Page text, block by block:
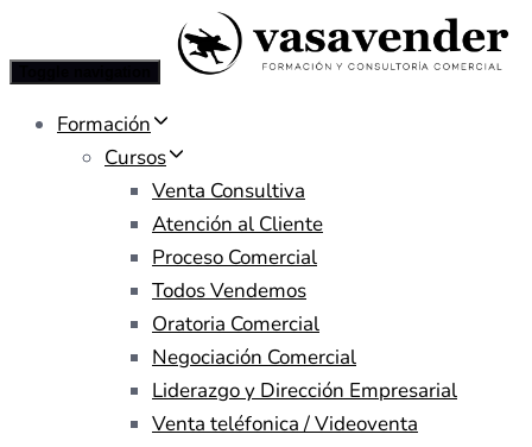
Formación
Cursos
Venta Consultiva
Atención al Cliente
Proceso Comercial
Todos Vendemos
Oratoria Comercial
Negociación Comercial
Liderazgo y Dirección Empresarial
Venta teléfonica / Videoventa